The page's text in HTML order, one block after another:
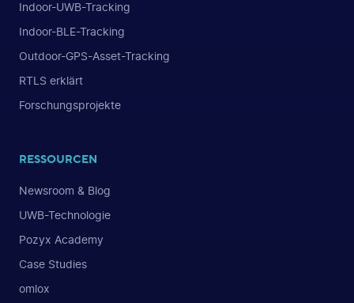
Indoor-UWB-Tracking
Indoor-BLE-Tracking
Outdoor-GPS-Asset-Tracking
RTLS erklärt
Forschungsprojekte
RESSOURCEN
Newsroom & Blog
UWB-Technologie
Pozyx Academy
Case Studies
omlox